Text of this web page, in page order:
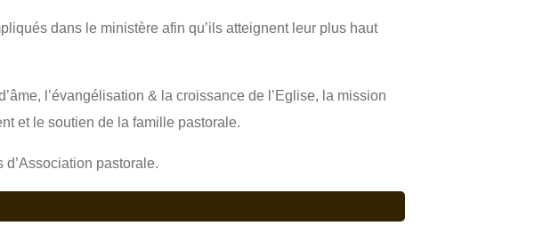
dans le ministère afin qu’ils atteignent leur plus haut
l’évangélisation & la croissance de l’Eglise, la mission
et le soutien de la famille pastorale.
pastorale.